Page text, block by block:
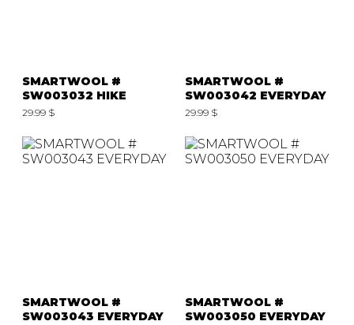
SMARTWOOL #
SW003032 HIKE
29.99 $
SMARTWOOL #
SW003042 EVERYDAY
29.99 $
SMARTWOOL #
SW003043 EVERYDAY
SMARTWOOL #
SW003050 EVERYDAY